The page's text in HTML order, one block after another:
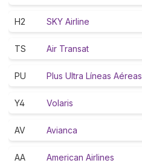
H2 SKY Airline
TS Air Transat
PU Plus Ultra Líneas Aéreas
Y4 Volaris
AV Avianca
AA American Airlines